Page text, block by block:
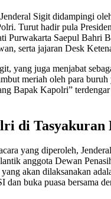
Sigit didampingi
Turut hadir pula
Purwakarta Saepul Bahri
serta jajaran Desk
yang juga menjabat
meriah oleh para buruh
Bapak Kapolri”
di Tasyakuran
yang diperoleh,
anggota Dewan
akan dilaksanakan
dan buka puasa bersama